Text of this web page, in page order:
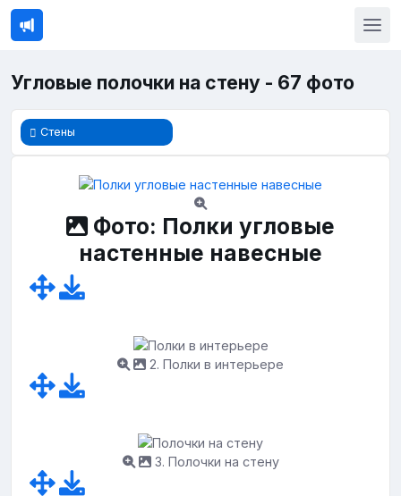
Угловые полочки на стену - 67 фото
Стены
Фото: Полки угловые
настенные навесные
2. Полки в интерьере
3. Полочки на стену